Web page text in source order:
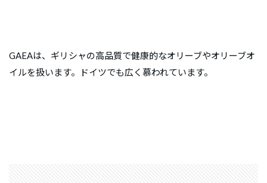
GAEAは、ギリシャの高品質で健康的なオリーブやオリーブオ
イルを扱います。ドイツでも広く慕われています。